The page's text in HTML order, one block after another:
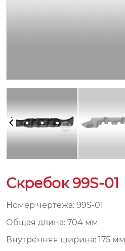
Скребок 99S-01
Номер чертежа: 99S-01
Общая длина: 704 мм
Внутренняя ширина: 175 мм